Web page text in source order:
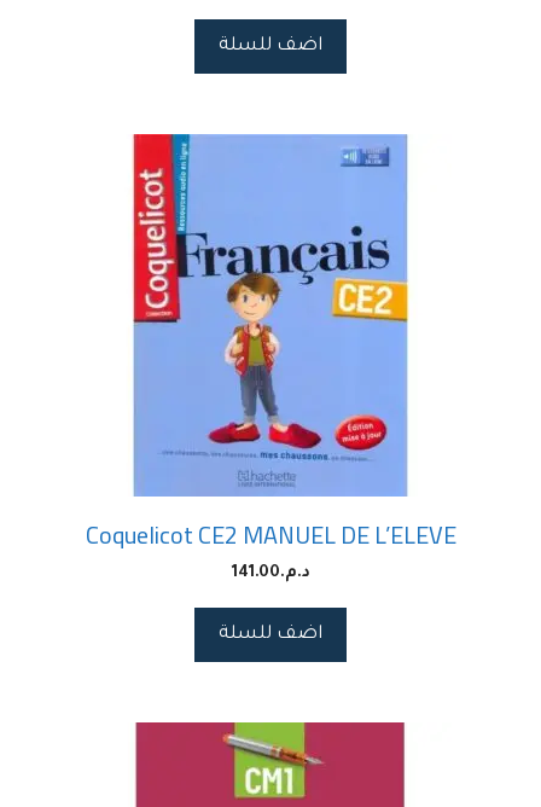
اضف للسلة
Coquelicot CE2 MANUEL DE L’ELEVE
د.م.141.00
اضف للسلة